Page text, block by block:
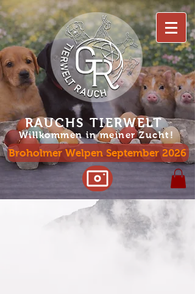
RAUCHS TIERWELT
Willkommen in meiner Zucht!
Broholmer Welpen September 2026